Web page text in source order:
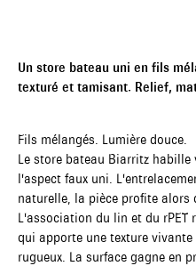
Un store bateau uni en fils
texturé et tamisant. Relief,
Fils mélangés. Lumière douce.
Le store bateau Biarritz habille
l'aspect faux uni.
naturelle, la pièce profite alors
L'association du lin et du rPET
qui apporte une texture
rugueux. La surface gagne en